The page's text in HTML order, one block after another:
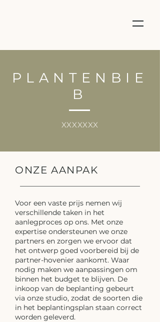
PLANTENBIE
B
XXXXXXX
ONZE AANPAK
Voor een vaste prijs nemen wij
verschillende taken in het
aanlegproces op ons. Met onze
expertise ondersteunen we onze
partners en zorgen we ervoor dat
het ontwerp goed voorbereid bij de
partner-hovenier aankomt. Waar
nodig maken we aanpassingen om
binnen het budget te blijven. De
inkoop van de beplanting gebeurt
via onze studio, zodat de soorten die
in het beplantingsplan staan correct
worden geleverd.